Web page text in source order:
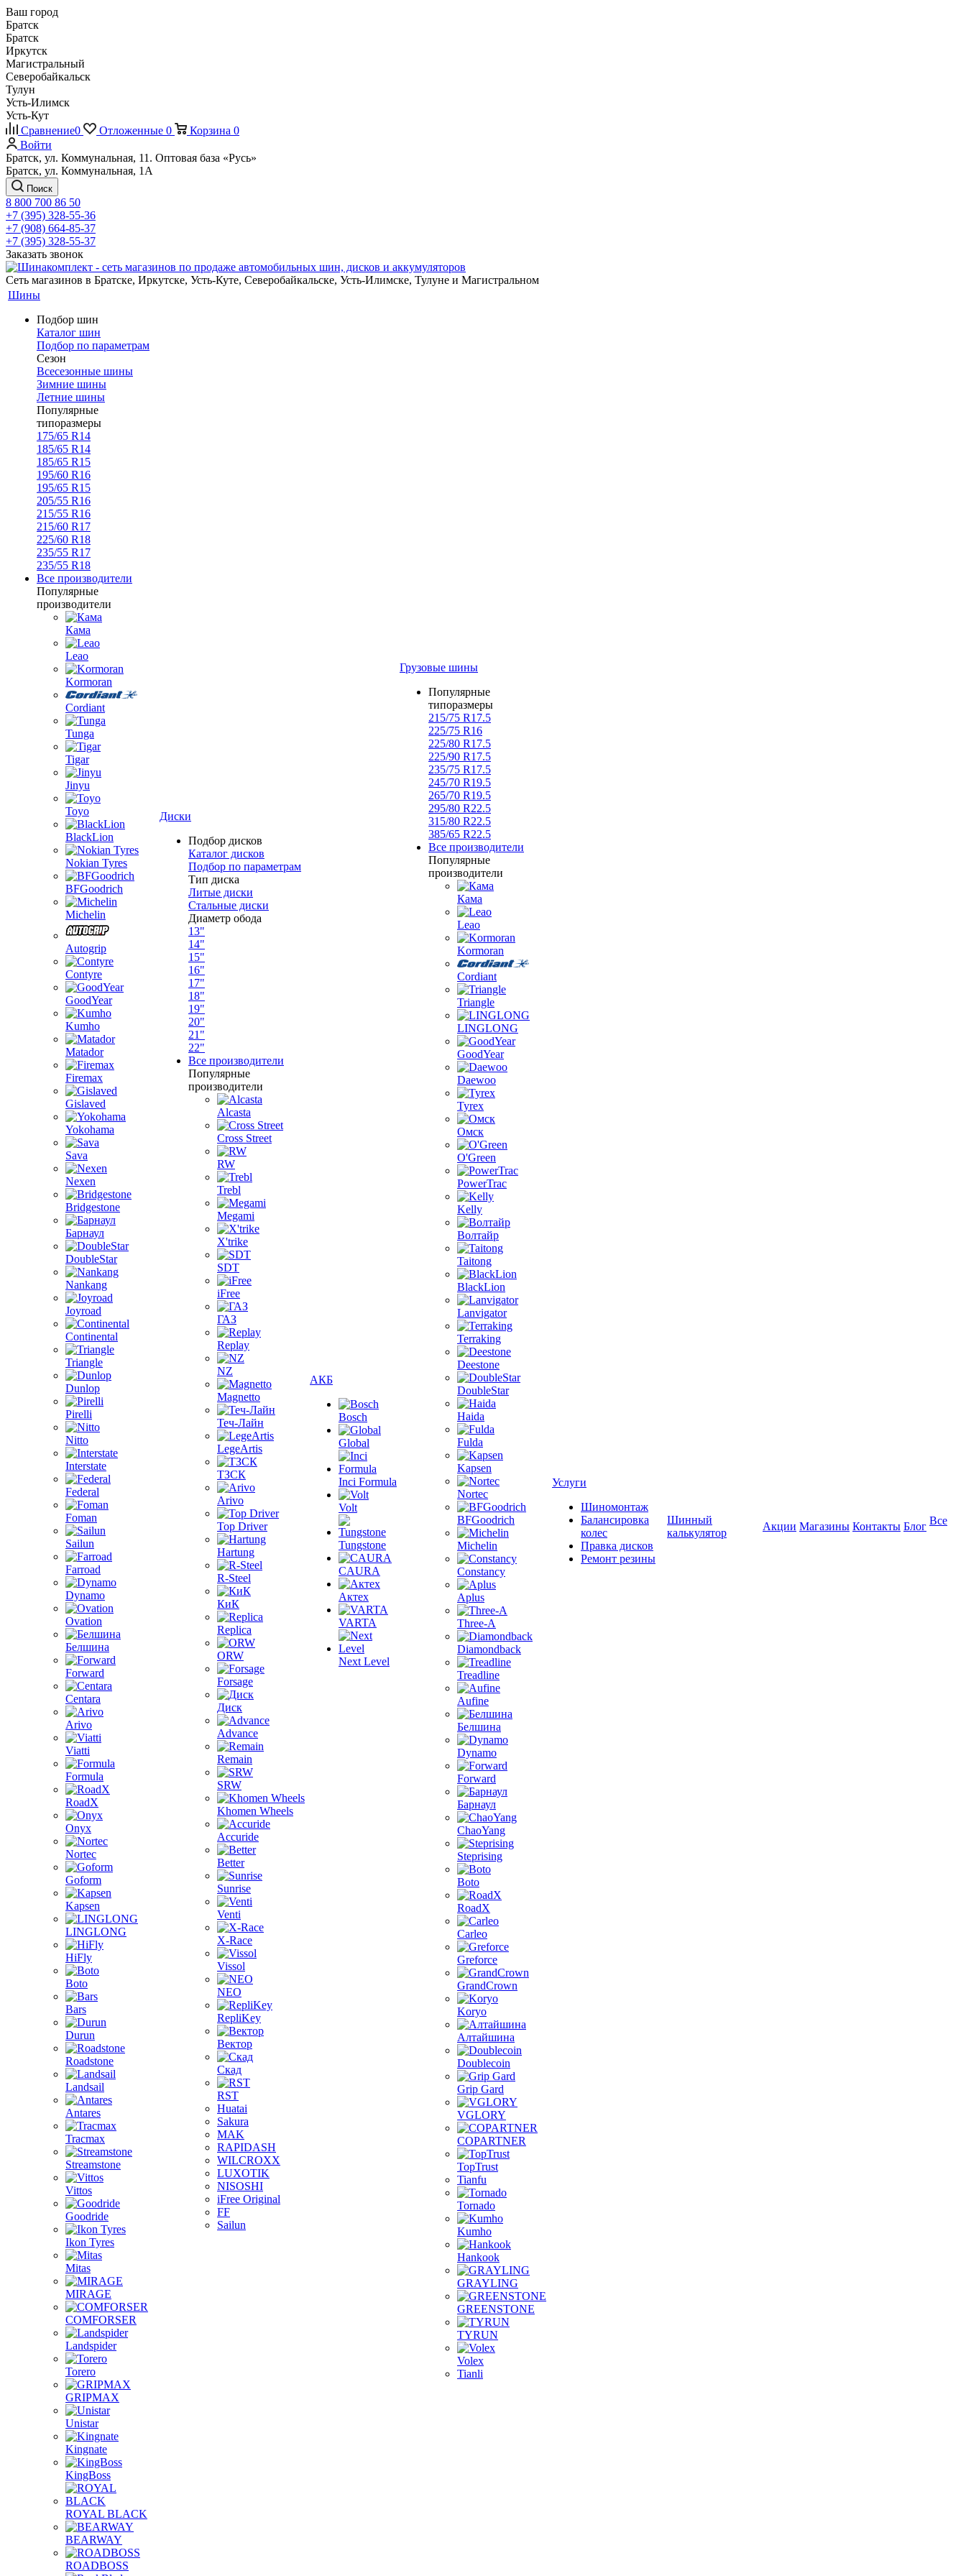
Ваш город
Братск
Братск
Иркутск
Магистральный
Северобайкальск
Тулун
Усть-Илимск
Усть-Кут
Сравнение0 Отложенные 0 Корзина 0
Войти
Братск, ул. Коммунальная, 11. Оптовая база «Русь»
Братск, ул. Коммунальная, 1А
Поиск
8 800 700 86 50
+7 (395) 328-55-36
+7 (908) 664-85-37
+7 (395) 328-55-37
Заказать звонок
Сеть магазинов в Братске, Иркутске, Усть-Куте, Северобайкальске, Усть-Илимске, Тулуне и Магистральном
Шины
Подбор шин
Каталог шин
Подбор по параметрам
Сезон
Всесезонные шины
Зимние шины
Летние шины
Популярные
типоразмеры
175/65 R14
185/65 R14
185/65 R15
195/60 R16
195/65 R15
205/55 R16
215/55 R16
215/60 R17
225/60 R18
235/55 R17
235/55 R18
Все производители
Популярные
производители
Кама
Leao
Kormoran
Cordiant
Tunga
Tigar
Jinyu
Toyo
BlackLion
Nokian Tyres
BFGoodrich
Michelin
Autogrip
Contyre
GoodYear
Kumho
Matador
Firemax
Gislaved
Yokohama
Sava
Nexen
Bridgestone
Барнаул
DoubleStar
Nankang
Joyroad
Continental
Triangle
Dunlop
Pirelli
Nitto
Interstate
Federal
Foman
Sailun
Farroad
Dynamo
Ovation
Белшина
Forward
Centara
Arivo
Viatti
Formula
RoadX
Onyx
Nortec
Goform
Kapsen
LINGLONG
HiFly
Boto
Bars
Durun
Roadstone
Landsail
Antares
Tracmax
Streamstone
Vittos
Goodride
Ikon Tyres
Mitas
MIRAGE
COMFORSER
Landspider
Torero
GRIPMAX
Unistar
Kingnate
KingBoss
ROYAL BLACK
BEARWAY
ROADBOSS
Диски
Подбор дисков
Каталог дисков
Подбор по параметрам
Тип диска
Литые диски
Стальные диски
Диаметр обода
13"
14"
15"
16"
17"
18"
19"
20"
21"
22"
Все производители
Популярные
производители
Alcasta
Cross Street
RW
Trebl
Megami
X'trike
SDT
iFree
ГАЗ
Replay
NZ
Magnetto
Теч-Лайн
LegeArtis
ТЗСК
Arivo
Top Driver
Hartung
R-Steel
КиК
Replica
ORW
Forsage
Диск
Advance
Remain
SRW
Khomen Wheels
Accuride
Better
Sunrise
Venti
X-Race
Vissol
NEO
RepliKey
Вектор
Скад
RST
Huatai
Sakura
MAK
RAPIDASH
WILCROXX
LUXOTIK
NISOSHI
iFree Original
FF
Sailun
АКБ
Bosch
Global
Inci Formula
Volt
Tungstone
CAURA
Актех
VARTA
Next Level
Грузовые шины
Популярные
типоразмеры
215/75 R17.5
225/75 R16
225/80 R17.5
225/90 R17.5
235/75 R17.5
245/70 R19.5
265/70 R19.5
295/80 R22.5
315/80 R22.5
385/65 R22.5
Все производители
Популярные
производители
Кама
Leao
Kormoran
Cordiant
Triangle
LINGLONG
GoodYear
Daewoo
Tyrex
Омск
O'Green
PowerTrac
Kelly
Волтайр
Taitong
BlackLion
Lanvigator
Terraking
Deestone
DoubleStar
Haida
Fulda
Kapsen
Nortec
BFGoodrich
Michelin
Constancy
Aplus
Three-A
Diamondback
Treadline
Aufine
Белшина
Dynamo
Forward
Барнаул
ChaoYang
Steprising
Boto
RoadX
Carleo
Greforce
GrandCrown
Koryo
Алтайшина
Doublecoin
Grip Gard
VGLORY
COPARTNER
TopTrust
Tianfu
Tornado
Kumho
Hankook
GRAYLING
GREENSTONE
TYRUN
Volex
Tianli
Услуги
Шиномонтаж
Балансировка
колес
Правка дисков
Ремонт резины
Шинный
калькулятор
Акции Магазины Контакты Блог Все